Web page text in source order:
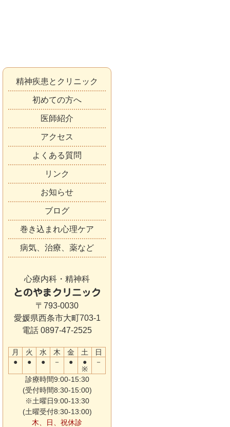
精神疾患とクリニック
初めての方へ
医師紹介
アクセス
よくある質問
リンク
お知らせ
ブログ
巻き込まれ心理ケア
病気、治療、薬など
心療内科・精神科
とのやまクリニック
〒793-0030
愛媛県西条市大町703-1
電話 0897-47-2525
月 火 水 木 金 土
日
●
● ● － ●
●
※
－
診療時間9:00-15:30
(受付時間8:30-15:00)
※土曜日9:00-13:30
(土曜受付8:30-13:00)
木、日、祝休診